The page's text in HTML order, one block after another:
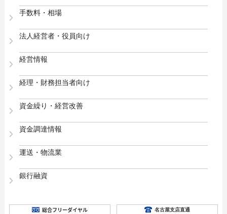
手数料・相場
法人経営者・役員向け
経営情報
経理・財務担当者向け
資金繰り・経営改善
資金調達情報
運送・物流業
銀行融資
総合フリーダイヤル 名古屋支店直通